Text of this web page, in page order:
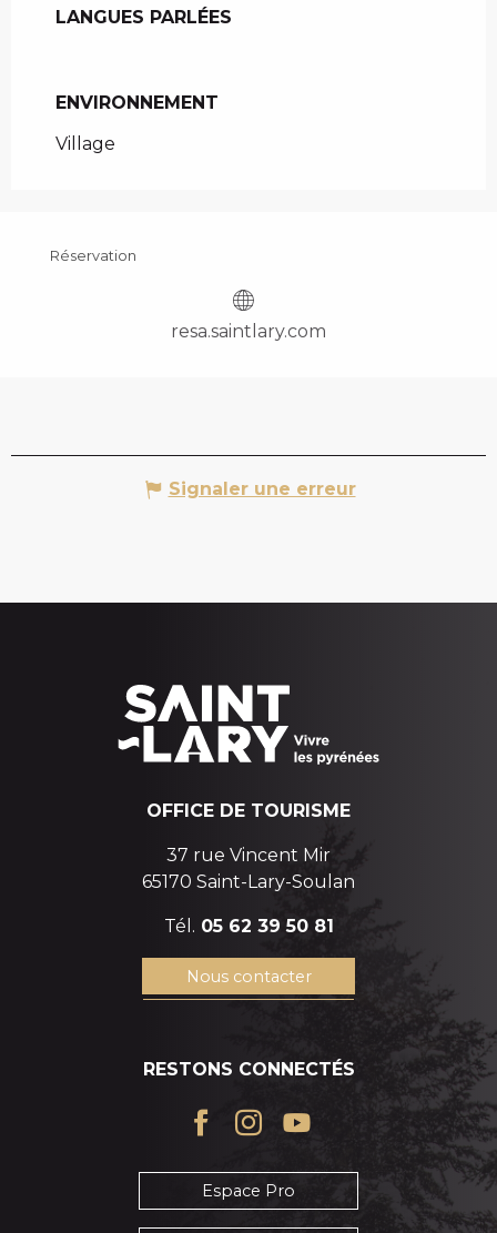
LANGUES PARLÉES
LANGUES PARLÉES
ENVIRONNEMENT
ENVIRONNEMENT
Village
Réservation
resa.saintlary.com
Signaler une erreur
OFFICE DE TOURISME
37 rue Vincent Mir
65170 Saint-Lary-Soulan
Tél. 05 62 39 50 81
Nous contacter
RESTONS CONNECTÉS
Espace Pro